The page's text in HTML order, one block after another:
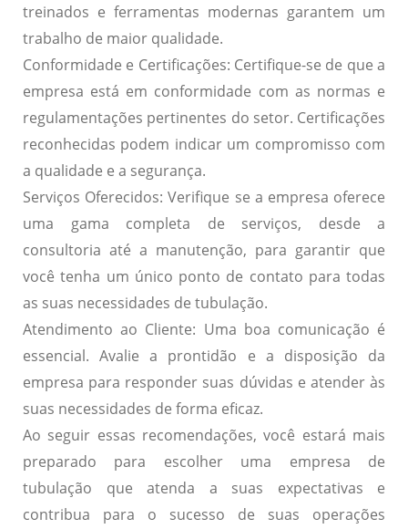
treinados e ferramentas modernas garantem um
trabalho de maior qualidade.
Conformidade e Certificações: Certifique-se de que a
empresa está em conformidade com as normas e
regulamentações pertinentes do setor. Certificações
reconhecidas podem indicar um compromisso com
a qualidade e a segurança.
Serviços Oferecidos: Verifique se a empresa oferece
uma gama completa de serviços, desde a
consultoria até a manutenção, para garantir que
você tenha um único ponto de contato para todas
as suas necessidades de tubulação.
Atendimento ao Cliente: Uma boa comunicação é
essencial. Avalie a prontidão e a disposição da
empresa para responder suas dúvidas e atender às
suas necessidades de forma eficaz.
Ao seguir essas recomendações, você estará mais
preparado para escolher uma empresa de
tubulação que atenda a suas expectativas e
contribua para o sucesso de suas operações